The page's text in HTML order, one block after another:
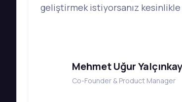
geliştirmek istiyorsanız
Mehmet Uğur
Co-Founder & Product Manager